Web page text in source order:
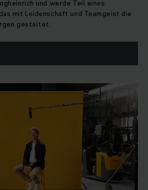
wir Ihrem Unternehmen lebensnahe
Impulse geben, Sie begeistern,
und mit Ihnen vorangehen.
und werde Teil eines
mit Leidenschaft und Teamgeist die
gestaltet.